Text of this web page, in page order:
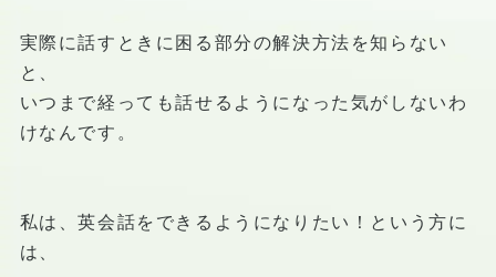
実際に話すときに困る部分の解決方法を知らない
と、
いつまで経っても話せるようになった気がしないわ
けなんです。
私は、英会話をできるようになりたい！という方に
は、